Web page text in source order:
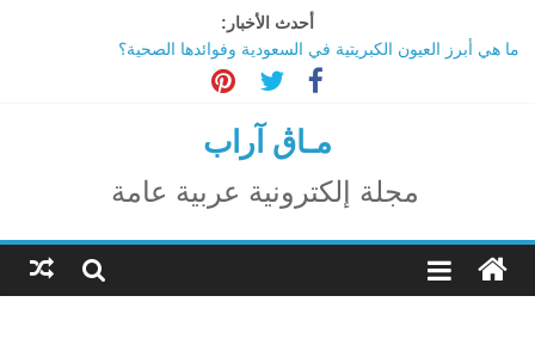
أحدث الأخبار:
ما هي أبرز العيون الكبريتية في السعودية وفوائدها الصحية؟
تاثير تقنية الميتافيرس على المجتمع
اكتشاف مدينة ضخمة تحت أهرامات الجيزة.. حقيقة أم خيال؟
ترامب: تقدم deepSeek الصينية في الذكاء الاصطناعي جرس إنذار
مـاڨ آراب
مجلة إلكترونية عربية عامة